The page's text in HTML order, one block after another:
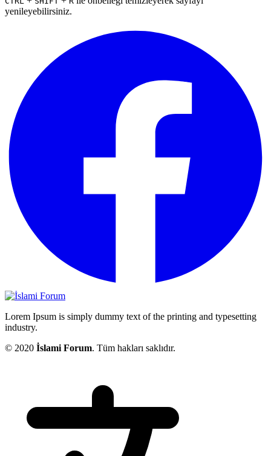
yenileyebilirsiniz.
Lorem Ipsum is simply dummy text of the printing and typesetting
industry.
© 2020 İslami Forum. Tüm hakları saklıdır.